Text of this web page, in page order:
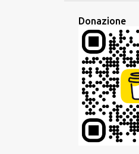
EVOLUZIONE
FAMIGLIA
FESTA
FRASARIO
GIAVANESE
GOVERNO
Donazione